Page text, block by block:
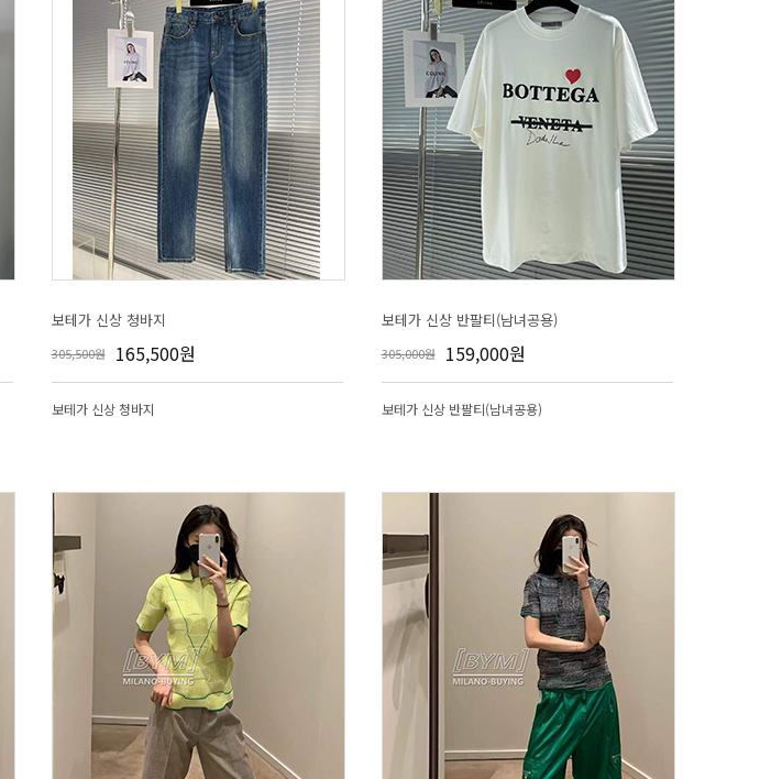
보테가 신상 청바지
305,500원 165,500원
보테가 신상 청바지
보테가 신상 반팔티(남녀공용)
305,000원 159,000원
보테가 신상 반팔티(남녀공용)